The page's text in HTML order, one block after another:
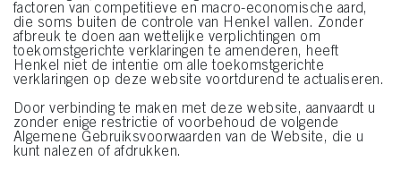
factoren van competitieve en macro-economische aard,
die soms buiten de controle van Henkel vallen. Zonder
afbreuk te doen aan wettelijke verplichtingen om
toekomstgerichte verklaringen te amenderen, heeft
Henkel niet de intentie om alle toekomstgerichte
verklaringen op deze website voortdurend te actualiseren.
Door verbinding te maken met deze website, aanvaardt u
zonder enige restrictie of voorbehoud de volgende
Algemene Gebruiksvoorwaarden van de Website, die u
kunt nalezen of afdrukken.